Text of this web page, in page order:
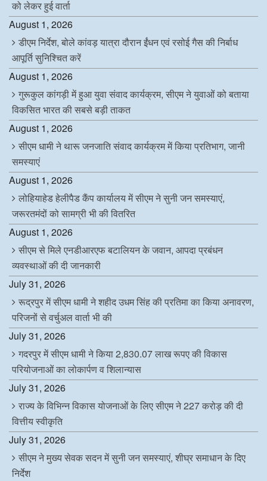
को लेकर हुई वार्ता
August 1, 2026
डीएम निर्देश, बोले कांवड़ यात्रा दौरान ईंधन एवं रसोई गैस की निर्बाध
आपूर्ति सुनिश्चित करें
August 1, 2026
गुरूकुल कांगड़ी में हुआ युवा संवाद कार्यक्रम, सीएम ने युवाओं को बताया
विकसित भारत की सबसे बड़ी ताकत
August 1, 2026
सीएम धामी ने थारू जनजाति संवाद कार्यक्रम में किया प्रतिभाग, जानी
समस्याएं
August 1, 2026
लोहियाहेड हेलीपैड कैंप कार्यालय में सीएम ने सुनी जन समस्याएं,
जरूरतमंदों को सामग्री भी की वितरित
August 1, 2026
सीएम से मिले एनडीआरएफ बटालियन के जवान, आपदा प्रबंधन
व्यवस्थाओं की दी जानकारी
July 31, 2026
रूद्रपुर में सीएम धामी ने शहीद उधम सिंह की प्रतिमा का किया अनावरण,
परिजनों से वर्चुअल वार्ता भी की
July 31, 2026
गदरपुर में सीएम धामी ने किया 2,830.07 लाख रूपए की विकास
परियोजनाओं का लोकार्पण व शिलान्यास
July 31, 2026
राज्य के विभिन्न विकास योजनाओं के लिए सीएम ने 227 करोड़ की दी
वित्तीय स्वीकृति
July 31, 2026
सीएम ने मुख्य सेवक सदन में सुनी जन समस्याएं, शीघ्र समाधान के दिए
निर्देश